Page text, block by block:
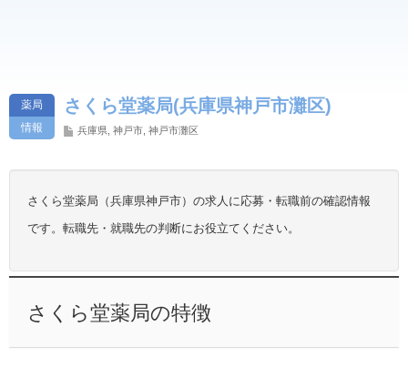
薬局
情報
さくら堂薬局(兵庫県神戸市灘区)
兵庫県 神戸市 神戸市灘区
さくら堂薬局（兵庫県神戸市）の求人に応募・転職前の確認情報
です。転職先・就職先の判断にお役立てください。
さくら堂薬局の特徴